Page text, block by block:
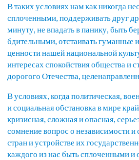
В таких условиях нам как никогда
сплоченными, поддерживать друг
минуту, не впадать в панику, быть
бдительными, отстаивать
ценности нашей национальной
интересах спокойствия общества и
дорогого Отечества,
В условиях, когда политическая,
и социальная обстановка в мире
кризисная, сложная и опасная,
сомнение вопрос о независимости и
стран и устройстве их
каждого из нас быть сплоченными и